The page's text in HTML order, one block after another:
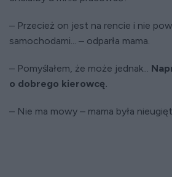
– Przecież on jest na rencie i nie
samochodami... – odparła mama.
– Pomyślałem, że może jednak...
o dobrego kierowcę.
– Nie ma mowy – mama była